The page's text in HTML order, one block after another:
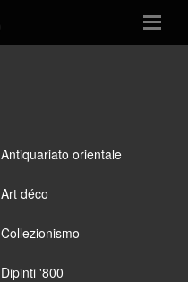
Antiquariato orientale
Art déco
Collezionismo
Dipinti '800